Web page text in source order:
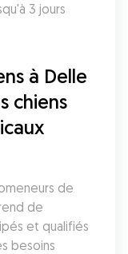
3 jours
à Delle
chiens
de
de
et qualifiés
besoins